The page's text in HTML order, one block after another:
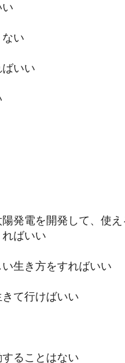
い
いい
陽発電を開発して、使
ばいい
生き方をすればいい
て行けばいい
ることはない